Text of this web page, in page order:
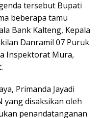
tersebut Bupati
beberapa tamu
Bank Kalteng, Kepala
Danramil 07 Puruk
Inspektorat Mura,
Primanda Jayadi
yang disaksikan oleh
penandatanganan